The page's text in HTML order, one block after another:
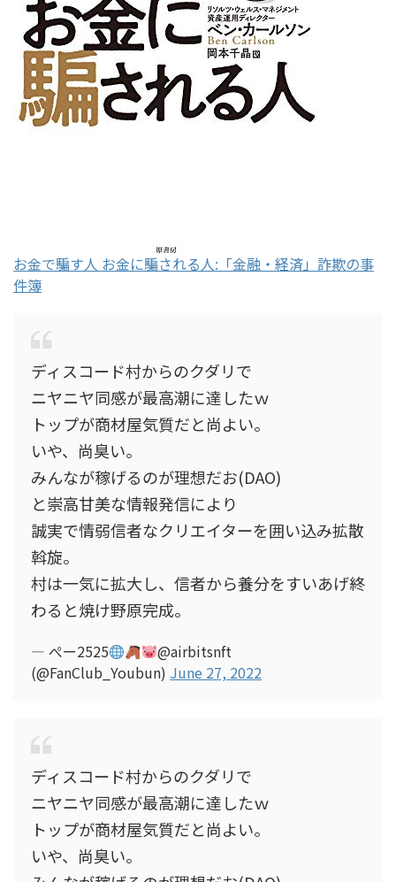
お金で騙す人 お金に騙される人:「金融・経済」詐欺の事
件簿
ディスコード村からのクダリで
ニヤニヤ同感が最高潮に達したｗ
トップが商材屋気質だと尚よい。
いや、尚臭い。
みんなが稼げるのが理想だお(DAO)
と崇高甘美な情報発信により
誠実で情弱信者なクリエイターを囲い込み拡散
斡旋。
村は一気に拡大し、信者から養分をすいあげ終
わると焼け野原完成。
— ぺー2525
@airbitsnft
(@FanClub_Youbun) June 27, 2022
ディスコード村からのクダリで
ニヤニヤ同感が最高潮に達したｗ
トップが商材屋気質だと尚よい。
いや、尚臭い。